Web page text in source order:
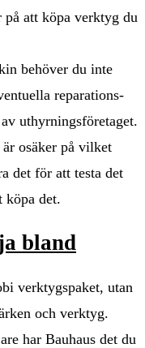
på att köpa verktyg du
behöver du inte
reparations-
uthyrningsföretaget.
osäker på vilket
det för att testa det
köpa det.
bland
verktygspaket, utan
och verktyg.
har Bauhaus det du